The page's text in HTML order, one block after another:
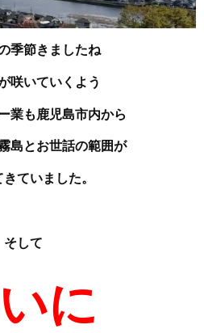
季節きましたね
咲いていくよう
業も鹿児島市内から
島とお世話の範囲が
ていました。
そして
に